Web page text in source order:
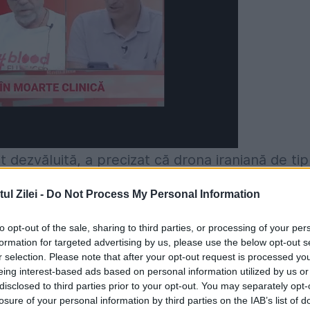
Zilei - Do Not Process My Personal Information
opt-out of the sale, sharing to third parties, or processing of your
for targeted advertising by us, please use the below opt-out
selection. Please note that after your opt-out request is processed
interest-based ads based on personal information utilized by us
to third parties prior to your opt-out. You may separately
of your personal information by third parties on the IAB’s list of
a precizat că drona iraniană de tip
de un avion F/A-18E, care aparținea Foțelor
citează surse externe.
ca avionul să aterizeze pe un portavion.
a declarat american. Acesta a
manevre pentru evitarea dronei.